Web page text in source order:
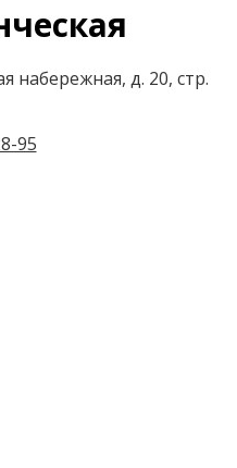
набережная, д. 20, стр.
95